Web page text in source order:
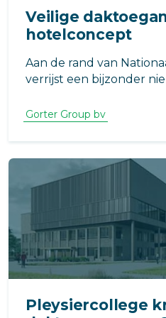
Veilige
hotelconcept
Aan de rand van
verrijst een bijzonder
voormalige Veerse
een moderne
uitgesproken
Gorter Group bv
Pleysiercollege